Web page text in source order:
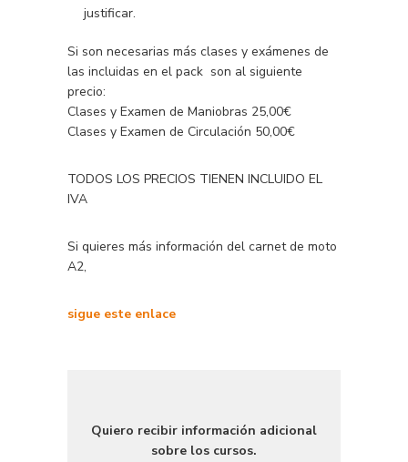
justificar.
Si son necesarias más clases y exámenes de
las incluidas en el pack son al siguiente
precio:
Clases y Examen de Maniobras 25,00€
Clases y Examen de Circulación 50,00€
TODOS LOS PRECIOS TIENEN INCLUIDO EL
IVA
Si quieres más información del carnet de moto
A2,
sigue este enlace
Quiero recibir información adicional
sobre los cursos.